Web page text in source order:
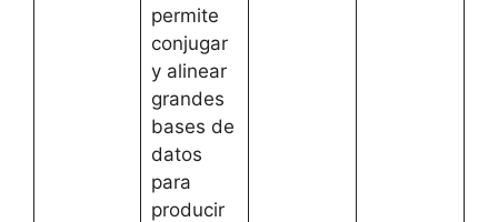
permite
conjugar
y alinear
grandes
bases de
datos
para
producir